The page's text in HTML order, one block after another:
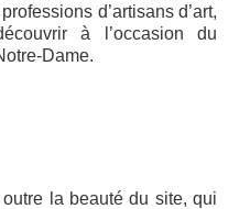
d’artisans d’art,
à l’occasion du
Dame.
la beauté du site, qui